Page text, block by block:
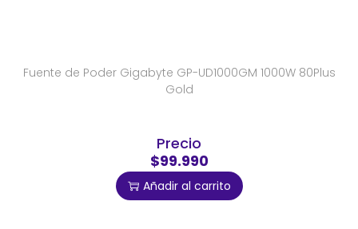
Fuente de Poder Gigabyte GP-UD1000GM 1000W 80Plus
Gold
Precio
$99.990
Añadir al carrito